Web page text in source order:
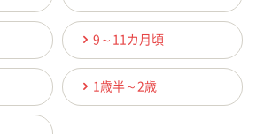
9～11カ月頃
1歳半～2歳